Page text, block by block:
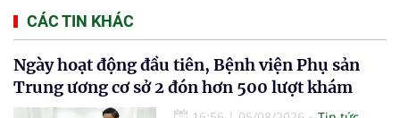
CÁC TIN KHÁC
Ngày hoạt động đầu tiên, Bệnh viện Phụ sản
Trung ương cơ sở 2 đón hơn 500 lượt khám